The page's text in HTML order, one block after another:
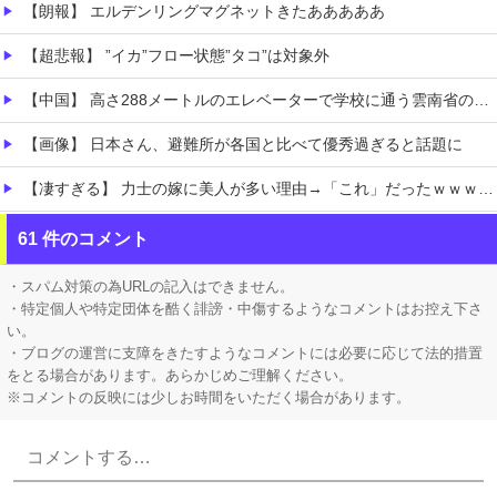
【朗報】 エルデンリングマグネットきたあああああ
【超悲報】 ”イカ”フロー状態”タコ”は対象外
【中国】 高さ288メートルのエレベーターで学校に通う雲南省の山地の子供たち 通学時間 3時間→30分に短縮
【画像】 日本さん、避難所が各国と比べて優秀過ぎると話題に
【凄すぎる】 力士の嫁に美人が多い理由→「これ」だったｗｗｗｗｗｗｗ
【ホロライブ】 泉パッパが水着ミオしゃイラストあげとる
【にじさんじ】 舞元、弟への誕生日プレゼントがこちら『いやな兄』『ぶん殴られても文句は言えんやろこれ』
61 件のコメント
・スパム対策の為URLの記入はできません。
・特定個人や特定団体を酷く誹謗・中傷するようなコメントはお控え下さ
い。
・ブログの運営に支障をきたすようなコメントには必要に応じて法的措置
をとる場合があります。あらかじめご理解ください。
※コメントの反映には少しお時間をいただく場合があります。